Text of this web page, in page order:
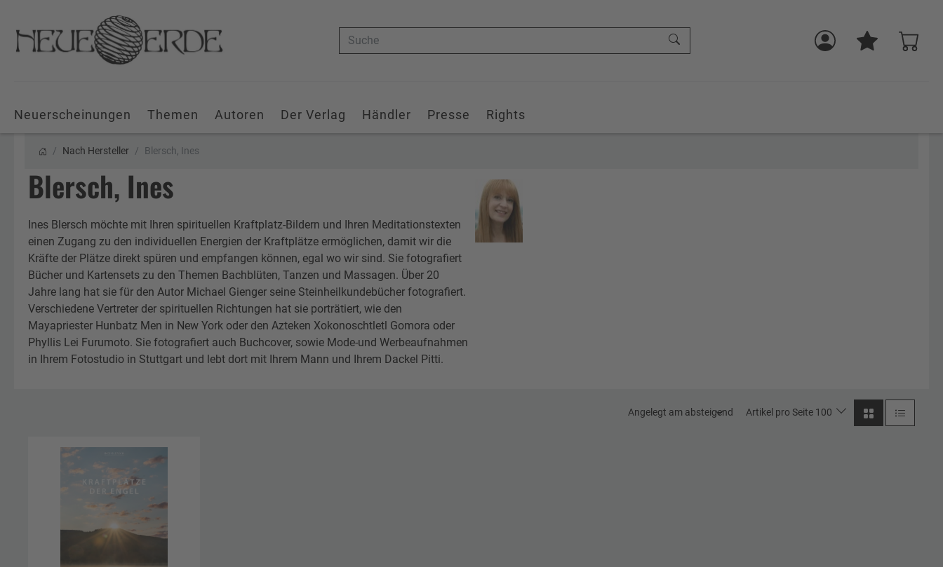
Suche
Neuerscheinungen Themen Autoren Der Verlag Händler Presse Rights
Nach Hersteller Blersch, Ines
Blersch, Ines
Ines Blersch möchte mit Ihren spirituellen Kraftplatz-Bildern und Ihren Meditationstexten
einen Zugang zu den individuellen Energien der Kraftplätze ermöglichen, damit wir die
Kräfte der Plätze direkt spüren und empfangen können, egal wo wir sind. Sie fotografiert
Bücher und Kartensets zu den Themen Bachblüten, Tanzen und Massagen. Über 20
Jahre lang hat sie für den Autor Michael Gienger seine Steinheilkundebücher fotografiert.
Verschiedene Vertreter der spirituellen Richtungen hat sie porträtiert, wie den
Mayapriester Hunbatz Men in New York oder den Azteken Xokonoschtletl Gomora oder
Phyllis Lei Furumoto. Sie fotografiert auch Buchcover, sowie Mode-und Werbeaufnahmen
in Ihrem Fotostudio in Stuttgart und lebt dort mit Ihrem Mann und Ihrem Dackel Pitti.
Angelegt am absteigend Artikel pro Seite 100